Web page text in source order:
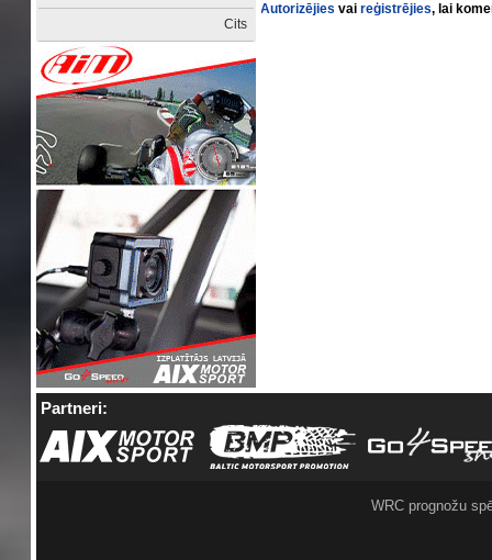
Cits
Autorizējies vaireģistrējies, lai
Partneri:
WRC prognožu